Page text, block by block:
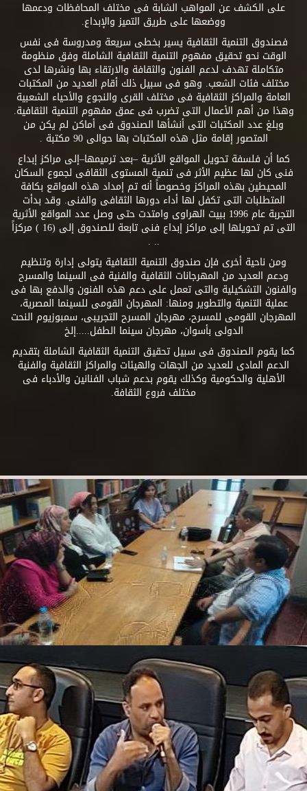
على الكشف عن المواهب الشابة فى مختلف المحافظات ودعمها
ووضعها على طريق التميز والإبداع.
فصندوق التنمية الثقافية يسير بخطى سريعة ومدروسة فى نفس
الوقت نحو تحقيق مفهوم التنمية الثقافية الشاملة وفق منظومة
متكاملة تهدف لدعم الفنون والثقافة والارتقاء بها ونشرها لدى
مختلف فئات الشعب. وهو فى سبيل ذلك أقام العديد من المكتبات
العامة والمراكز الثقافية فى مختلف القرى والنجوع والأحياء الشعبية
وهذا من أهم الأعمال التى تضرب فى عمق مفهوم التنمية الثقافية.
وبلغ عدد المكتبات التى أنشأها الصندوق فى أماكن لم يكن من
المتصور إقامة مثل هذه المكتبات بها حوالى 90 مكتبة .
كما أن فلسفة تحويل المواقع الأثرية –بعد ترميمها–إلى مراكز إبداع
فنى كان لها عظيم الأثر فى تنمية المستوى الثقافى لجموع السكان
المحيطين بهذه المراكز وخصوصاً أنه تم إمداد هذه المواقع بكافة
المتطلبات التى تكفل لها أداء دورها الثقافى والفنى. وقد بدأت
التجربة عام 1996 ببيت الهراوى وامتدت حتى وصل عدد المواقع الأثرية
التى تم تحويلها إلى مراكز إبداع فنى تابعة للصندوق إلى (16 ) مركزاً
.. .
ومن ناحية أخرى فإن صندوق التنمية الثقافية يتولى إدارة وتنظيم
ودعم العديد من المهرجانات الثقافية والفنية فى السينما والمسرح
والفنون التشكيلية والتى تعمل على دعم هذه الفنون والدفع بها فى
عملية التنمية والتطوير ومنها: المهرجان القومى للسينما المصرية،
المهرجان القومى للمسرح، مهرجان المسرح التجريبى، سمبوزيوم النحت
الدولى بأسوان، مهرجان سينما الطفل.....إلخ
كما يقوم الصندوق فى سبيل تحقيق التنمية الثقافية الشاملة بتقديم
الدعم المادى للعديد من الجهات والهيئات والمراكز الثقافية والفنية
الأهلية والحكومية وكذلك يقوم بدعم شباب الفنانين والأدباء فى
مختلف فروع الثقافة.